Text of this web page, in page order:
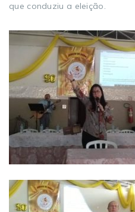
que conduziu a eleição.